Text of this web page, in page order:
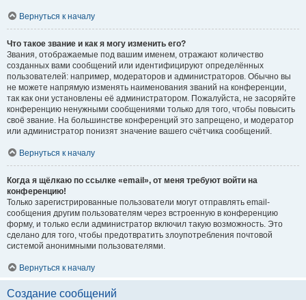
Вернуться к началу
Что такое звание и как я могу изменить его?
Звания, отображаемые под вашим именем, отражают количество
созданных вами сообщений или идентифицируют определённых
пользователей: например, модераторов и администраторов. Обычно вы
не можете напрямую изменять наименования званий на конференции,
так как они установлены её администратором. Пожалуйста, не засоряйте
конференцию ненужными сообщениями только для того, чтобы повысить
своё звание. На большинстве конференций это запрещено, и модератор
или администратор понизят значение вашего счётчика сообщений.
Вернуться к началу
Когда я щёлкаю по ссылке «email», от меня требуют войти на
конференцию!
Только зарегистрированные пользователи могут отправлять email-
сообщения другим пользователям через встроенную в конференцию
форму, и только если администратор включил такую возможность. Это
сделано для того, чтобы предотвратить злоупотребления почтовой
системой анонимными пользователями.
Вернуться к началу
Создание сообщений